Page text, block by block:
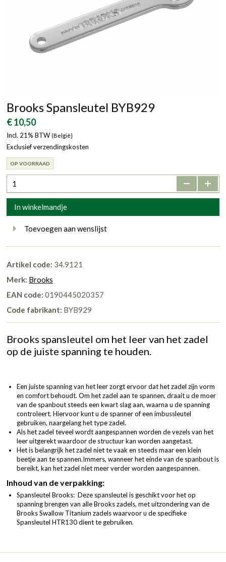
Brooks Spansleutel BYB929
€ 10,50
Incl. 21% BTW (België}
Exclusief verzendingskosten
OP VOORRAAD
- +
In winkelmandje
Toevoegen aan wenslijst
Artikel code: 34.9121
Merk: Brooks
EAN code: 0190445020357
Code fabrikant: BYB929
Brooks spansleutel om het leer van het zadel
op de juiste spanning te houden.
Een juiste spanning van het leer zorgt ervoor dat het zadel zijn vorm
en comfort behoudt. Om het zadel aan te spannen, draait u de moer
van de spanbout steeds een kwart slag aan, waarna u de spanning
controleert. Hiervoor kunt u de spanner of een imbussleutel
gebruiken, naargelang het type zadel.
Als het zadel teveel wordt aangespannen worden de vezels van het
leer uitgerekt waardoor de structuur kan worden aangetast.
Het is belangrijk het zadel niet te vaak en steeds maar een klein
beetje aan te spannen.Immers, wanneer het einde van de spanbout is
bereikt, kan het zadel niet meer verder worden aangespannen.
Inhoud van de verpakking:
Spansleutel Brooks: Deze spansleutel is geschikt voor het op
spanning brengen van alle Brooks zadels, met uitzondering van de
Brooks Swallow Titanium zadels waarvoor u de specifieke
Spansleutel HTR130 dient te gebruiken.